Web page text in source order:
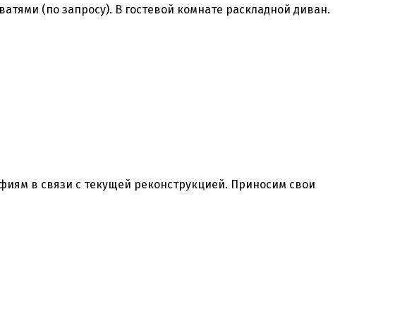
(по запросу). В гостевой комнате раскладной диван.
в связи с текущей реконструкцией. Приносим свои